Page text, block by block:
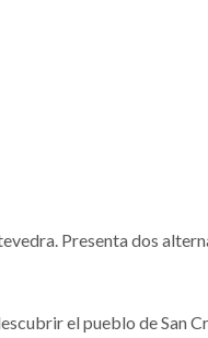
Presenta dos
el pueblo de San